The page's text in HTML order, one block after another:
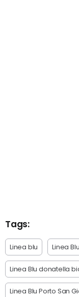
Tags:
Linea blu Linea
Linea Blu donatella
Linea Blu Porto San